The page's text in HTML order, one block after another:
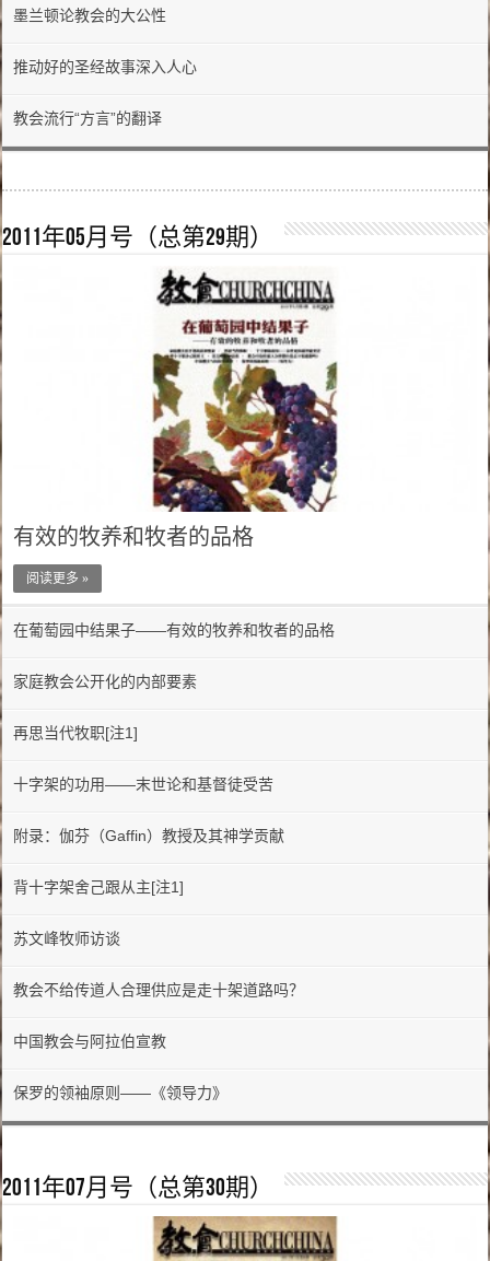
墨兰顿论教会的大公性
推动好的圣经故事深入人心
教会流行“方言”的翻译
2011年05月号（总第29期）
有效的牧养和牧者的品格
阅读更多 »
在葡萄园中结果子——有效的牧养和牧者的品格
家庭教会公开化的内部要素
再思当代牧职[注1]
十字架的功用——末世论和基督徒受苦
附录：伽芬（Gaffin）教授及其神学贡献
背十字架舍己跟从主[注1]
苏文峰牧师访谈
教会不给传道人合理供应是走十架道路吗？
中国教会与阿拉伯宣教
保罗的领袖原则——《领导力》
2011年07月号（总第30期）